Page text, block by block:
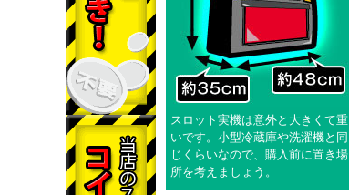
スロット実機は意外と大きくて重
いです。小型冷蔵庫や洗濯機と同
じくらいなので、購入前に置き場
所を考えましょう。